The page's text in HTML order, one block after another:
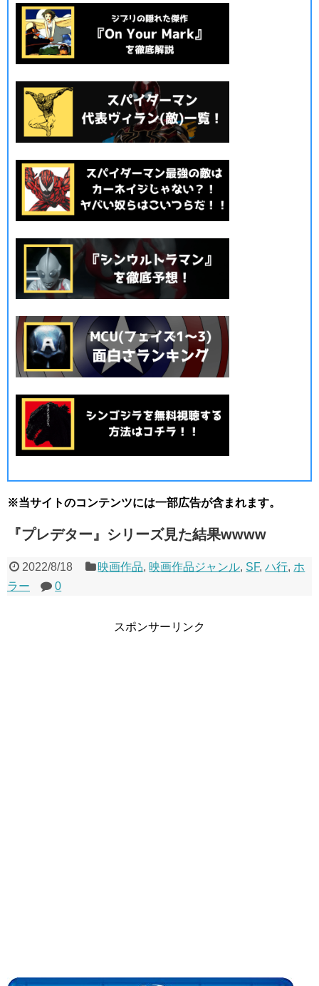
※当サイトのコンテンツには一部広告が含まれます。
『プレデター』シリーズ見た結果wwww
2022/8/18 映画作品, 映画作品ジャンル, SF,ハ行, ホ
ラー
0
スポンサーリンク